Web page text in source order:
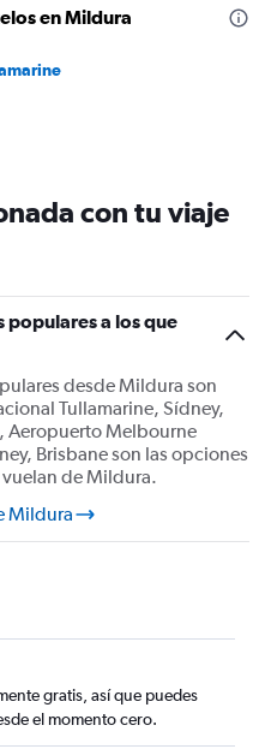
en Mildura
con tu viaje
populares a los que
desde Mildura son
Tullamarine, Sídney,
Aeropuerto Melbourne
Brisbane son las opciones
de Mildura.
Mildura
gratis, así que puedes
el momento cero.